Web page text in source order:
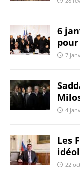
6
7
4
Les
22